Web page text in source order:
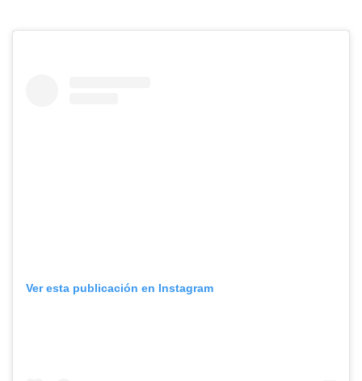
Ver esta publicación en Instagram